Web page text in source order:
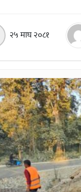
२५ माघ २०८१